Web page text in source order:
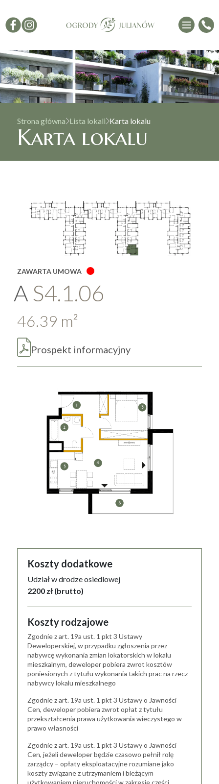
Strona główna Lista lokali Karta lokalu
Karta lokalu
ZAWARTA UMOWA
A S4.1.06
46.39 m2
Prospekt informacyjny
Koszty dodatkowe
Udział w drodze osiedlowej
2200 zł (brutto)
Koszty rodzajowe
Zgodnie z art. 19a ust. 1 pkt 3 Ustawy
Deweloperskiej, w przypadku zgłoszenia przez
nabywcę wykonania zmian lokatorskich w lokalu
mieszkalnym, deweloper pobiera zwrot kosztów
poniesionych z tytułu wykonania takich prac na rzecz
nabywcy lokalu mieszkalnego
Zgodnie z art. 19a ust. 1 pkt 3 Ustawy o Jawności
Cen, deweloper pobiera zwrot opłat z tytułu
przekształcenia prawa użytkowania wieczystego w
prawo własności
Zgodnie z art. 19a ust. 1 pkt 3 Ustawy o Jawności
Cen, jeżeli deweloper będzie czasowo pełnił rolę
zarządcy – opłaty eksploatacyjne rozumiane jako
koszty związane z utrzymaniem i bieżącym